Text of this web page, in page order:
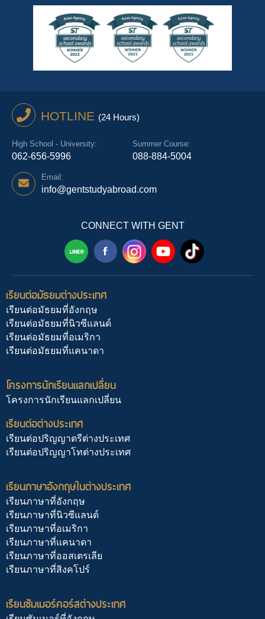
HOTLINE (24 Hours)
High School - University:
062-656-5996
Summer Course:
088-884-5004
Email:
info@gentstudyabroad.com
CONNECT WITH GENT
เรียนต่อมัธยมต่างประเทศ
เรียนต่อมัธยมที่อังกฤษ
เรียนต่อมัธยมที่นิวซีแลนด์
เรียนต่อมัธยมที่อเมริกา
เรียนต่อมัธยมที่แคนาดา
โครงการนักเรียนแลกเปลี่ยน
โครงการนักเรียนแลกเปลี่ยน
เรียนต่อต่างประเทศ
เรียนต่อปริญญาตรีต่างประเทศ
เรียนต่อปริญญาโทต่างประเทศ
เรียนภาษาอังกฤษในต่างประเทศ
เรียนภาษาที่อังกฤษ
เรียนภาษาที่นิวซีแลนด์
เรียนภาษาที่อเมริกา
เรียนภาษาที่แคนาดา
เรียนภาษาที่ออสเตรเลีย
เรียนภาษาที่สิงคโปร์
เรียนซัมเมอร์คอร์สต่างประเทศ